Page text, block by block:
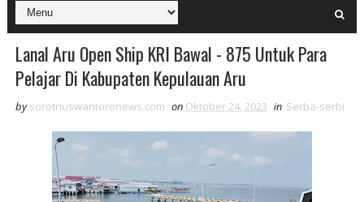
Lanal Aru Open Ship KRI Bawal - 875 Untuk Para
Pelajar Di Kabupaten Kepulauan Aru
by sorotnuswantoronews.com on Oktober 24, 2023 in Serba-serbi